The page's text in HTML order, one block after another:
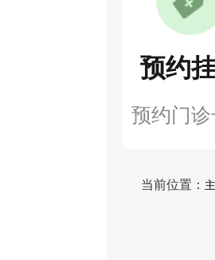
预约
预约门诊
当前位置：